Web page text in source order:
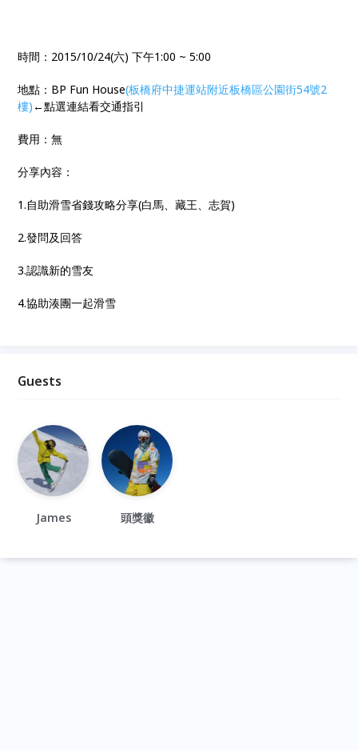
時間：2015/10/24(六) 下午1:00 ~ 5:00
地點：BP Fun House(板橋府中捷運站附近板橋區公園街54號2
樓) ←點選連結看交通指引
費用：無
分享內容：
1.自助滑雪省錢攻略分享(白馬、藏王、志賀)
2.發問及回答
3.認識新的雪友
4.協助湊團一起滑雪
Guests
James 頭獎徽